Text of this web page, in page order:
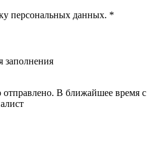
персональных данных. *
заполнения
В ближайшее время с